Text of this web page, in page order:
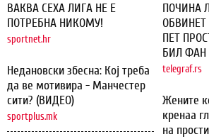
ВАКВА СЕХА ЛИГА НЕ Е
ПОТРЕБНА НИКОМУ!
sportnet.hr
Недановски збесна: Кој треба
да ве мотивира - Манчестер
сити? (ВИДЕО)
sportplus.mk
ПОЧИНА
ПЕТ
БИЛ ФАН
telegraf.rs
Жените
кренаа
на